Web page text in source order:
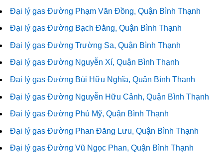
Đại lý gas Đường Phạm Văn Đồng, Quận Bình Thạnh
Đại lý gas Đường Bạch Đằng, Quận Bình Thạnh
Đại lý gas Đường Trường Sa, Quận Bình Thạnh
Đại lý gas Đường Nguyễn Xí, Quận Bình Thạnh
Đại lý gas Đường Bùi Hữu Nghĩa, Quận Bình Thạnh
Đại lý gas Đường Nguyễn Hữu Cảnh, Quận Bình Thạnh
Đại lý gas Đường Phú Mỹ, Quận Bình Thạnh
Đại lý gas Đường Phan Đăng Lưu, Quận Bình Thạnh
Đại lý gas Đường Vũ Ngọc Phan, Quận Bình Thạnh